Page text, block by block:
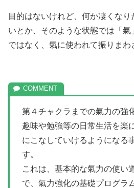
目的はないけれど、何か凄くな
いとか、そのような状態では「
ではなく、氣に使われて振りまわ
第４チャクラまでの氣力の強
趣味や勉強等の日常生活を楽
にこなしていけるようになる
す。
これは、基本的な氣力の使い
で、氣力強化の基礎プログラ